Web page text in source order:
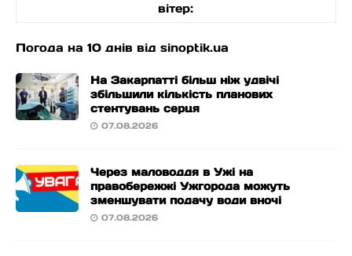
вітер:
Погода на 10 днів від sinoptik.ua
На Закарпатті більш ніж удвічі
збільшили кількість планових
стентувань серця
07.08.2026
Через маловоддя в Ужі на
правобережжі Ужгорода можуть
зменшувати подачу води вночі
07.08.2026